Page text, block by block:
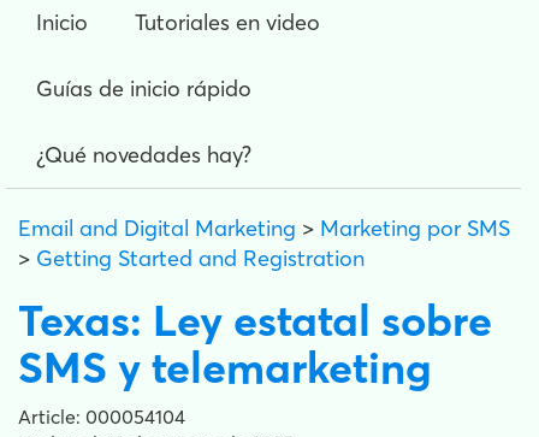
Inicio Tutoriales en video
Guías de inicio rápido
¿Qué novedades hay?
Email and Digital Marketing > Marketing por SMS
> Getting Started and Registration
Texas: Ley estatal sobre
SMS y telemarketing
Article: 000054104